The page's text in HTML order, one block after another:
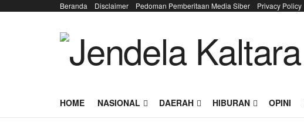
Beranda Disclaimer Pedoman Pemberitaan Media Siber Privacy Policy
HOME NASIONAL DAERAH HIBURAN OPINI